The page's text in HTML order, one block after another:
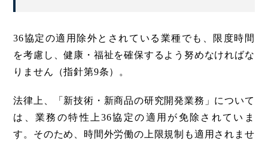
36協定の適用除外とされている業種でも、限度時間
を考慮し、健康・福祉を確保するよう努めなければな
りません（指針第9条）。
法律上、「新技術・新商品の研究開発業務」について
は、業務の特性上36協定の適用が免除されていま
す。そのため、時間外労働の上限規制も適用されませ